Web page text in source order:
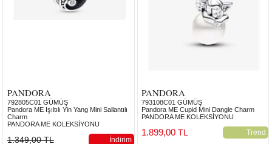
PANDORA
792805C01 GÜMÜŞ
Pandora ME Işıltılı Yin Yang Mini Sallantılı
Charm
PANDORA ME KOLEKSİYONU
1.349,00 TL İndirim
PANDORA
793108C01 GÜMÜŞ
Pandora ME Cupid Mini Dangle Charm
PANDORA ME KOLEKSİYONU
Trend
1.899,00TL